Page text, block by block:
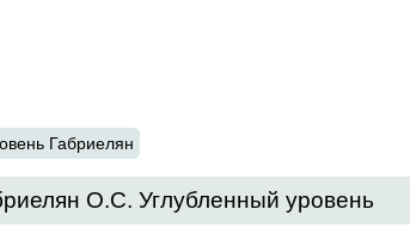
Габриелян
О.С. Углубленный уровень